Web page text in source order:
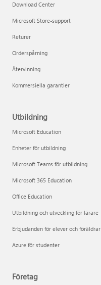
Download Center
Microsoft Store-support
Returer
Orderspårning
Återvinning
Kommersiella garantier
Utbildning
Microsoft Education
Enheter för utbildning
Microsoft Teams för utbildning
Microsoft 365 Education
Office Education
Utbildning och utveckling för lärare
Erbjudanden för elever och föräldrar
Azure för studenter
Företag